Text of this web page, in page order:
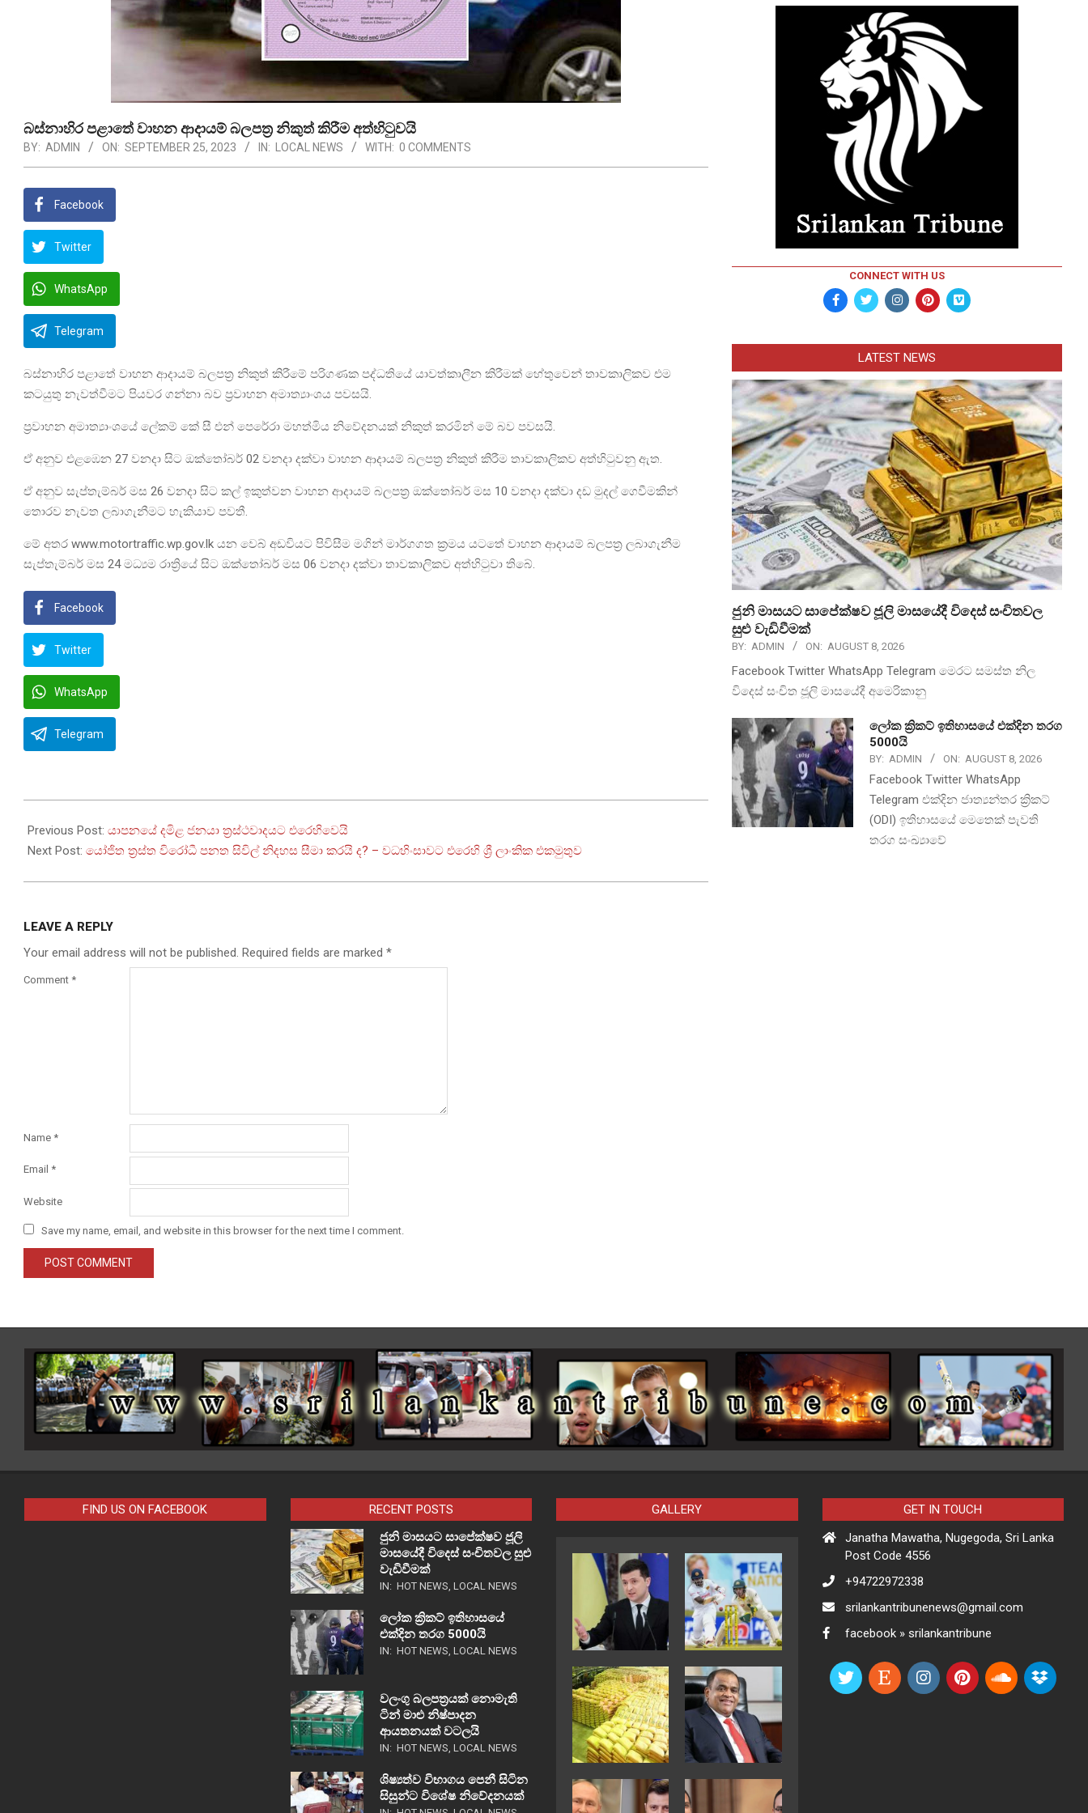
බස්නාහිර පළාතේ වාහන ආදායම් බලපත්‍ර නිකුත් කිරීම අත්හිටුවයි
BY: ADMIN ON: SEPTEMBER 25, 2023 IN: LOCAL NEWS WITH: 0 COMMENTS
Facebook
Twitter
WhatsApp
Telegram
බස්නාහිර පළාතේ වාහන ආදායම් බලපත්‍ර නිකුත් කිරීමේ පරිගණක පද්ධතියේ යාවත්කාලීන කිරීමක් හේතුවෙන් තාවකාලිකව එම
කටයුතු නැවත්වීමට පියවර ගන්නා බව ප්‍රවාහන අමාත්‍යාංශය පවසයි.
ප්‍රවාහන අමාත්‍යාංශයේ ලේකම් කේ සී එන් පෙරේරා මහත්මිය නිවේදනයක් නිකුත් කරමින් මේ බව පවසයි.
ඒ අනුව එළඹෙන 27 වනදා සිට ඔක්තෝබර් 02 වනදා දක්වා වාහන ආදායම් බලපත්‍ර නිකුත් කිරීම තාවකාලිකව අත්හිටුවනු ඇත.
ඒ අනුව සැප්තැම්බර් මස 26 වනදා සිට කල් ඉකුත්වන වාහන ආදායම් බලපත්‍ර ඔක්තෝබර් මස 10 වනදා දක්වා දඩ මුදල් ගෙවීමකින්
තොරව නැවත ලබාගැනීමට හැකියාව පවතී.
මේ අතර www.motortraffic.wp.gov.lk යන වෙබ් අඩවියට පිවිසීම මගින් මාර්ගගත ක්‍රමය යටතේ වාහන ආදායම් බලපත්‍ර ලබාගැනීම
සැප්තැම්බර් මස 24 මධ්‍යම රාත්‍රියේ සිට ඔක්තෝබර් මස 06 වනදා දක්වා තාවකාලිකව අත්හිටුවා තිබේ.
Facebook
Twitter
WhatsApp
Telegram
09-
25
Previous Post: යාපනයේ දමිළ ජනයා ත්‍රස්ථවාදයට එරෙහිවෙයි
Next Post: යෝජිත ත්‍රස්ත විරෝධී පනත සිවිල් නිදහස සීමා කරයි ද? – වධහිංසාවට එරෙහි ශ්‍රී ලාංකික එකමුතුව
LEAVE A REPLY
Your email address will not be published. Required fields are marked *
Comment *
Name *
Email *
Website
Save my name, email, and website in this browser for the next time I comment.
CONNECT WITH US
LATEST NEWS
ජුනි මාසයට සාපේක්ෂව ජූලි මාසයේදී විදෙස් සංචිතවල
සුළු වැඩිවීමක්
BY: ADMIN ON: AUGUST 8, 2026
Facebook Twitter WhatsApp Telegram මෙරට සමස්ත නිල
විදෙස් සංචිත ජූලි මාසයේදී අමෙරිකානු
ලෝක ක්‍රිකට් ඉතිහාසයේ එක්දින තරග
5000යි
BY: ADMIN ON: AUGUST 8, 2026
Facebook Twitter WhatsApp
Telegram එක්දින ජාත්‍යන්තර ක්‍රිකට්
(ODI) ඉතිහාසයේ මෙතෙක් පැවති
තරග සංඛ්‍යාවේ
FIND US ON FACEBOOK
RECENT POSTS
ජුනි මාසයට සාපේක්ෂව ජූලි
මාසයේදී විදෙස් සංචිතවල සුළු
වැඩිවීමක්
IN: HOT NEWS, LOCAL NEWS
ලෝක ක්‍රිකට් ඉතිහාසයේ
එක්දින තරග 5000යි
IN: HOT NEWS, LOCAL NEWS
වලංගු බලපත්‍රයක් නොමැති
ටින් මාළු නිෂ්පාදන
ආයතනයක් වටලයි
IN: HOT NEWS, LOCAL NEWS
ශිෂ්‍යත්ව විභාගය පෙනී සිටින
සිසුන්ට විශේෂ නිවේදනයක්
GALLERY
GET IN TOUCH
Janatha Mawatha, Nugegoda, Sri Lanka
Post Code 4556
+94722972338
srilankantribunenews@gmail.com
facebook » srilankantribune